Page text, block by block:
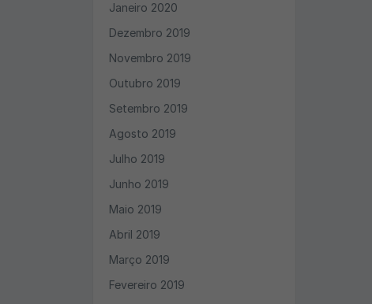
Janeiro 2020
Dezembro 2019
Novembro 2019
Outubro 2019
Setembro 2019
Agosto 2019
Julho 2019
Junho 2019
Maio 2019
Abril 2019
Março 2019
Fevereiro 2019